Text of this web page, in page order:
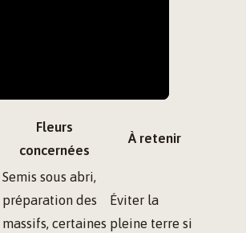
Fleurs
concernées
À retenir
Semis sous abri,
préparation des
massifs, certaines
Éviter la
pleine terre si